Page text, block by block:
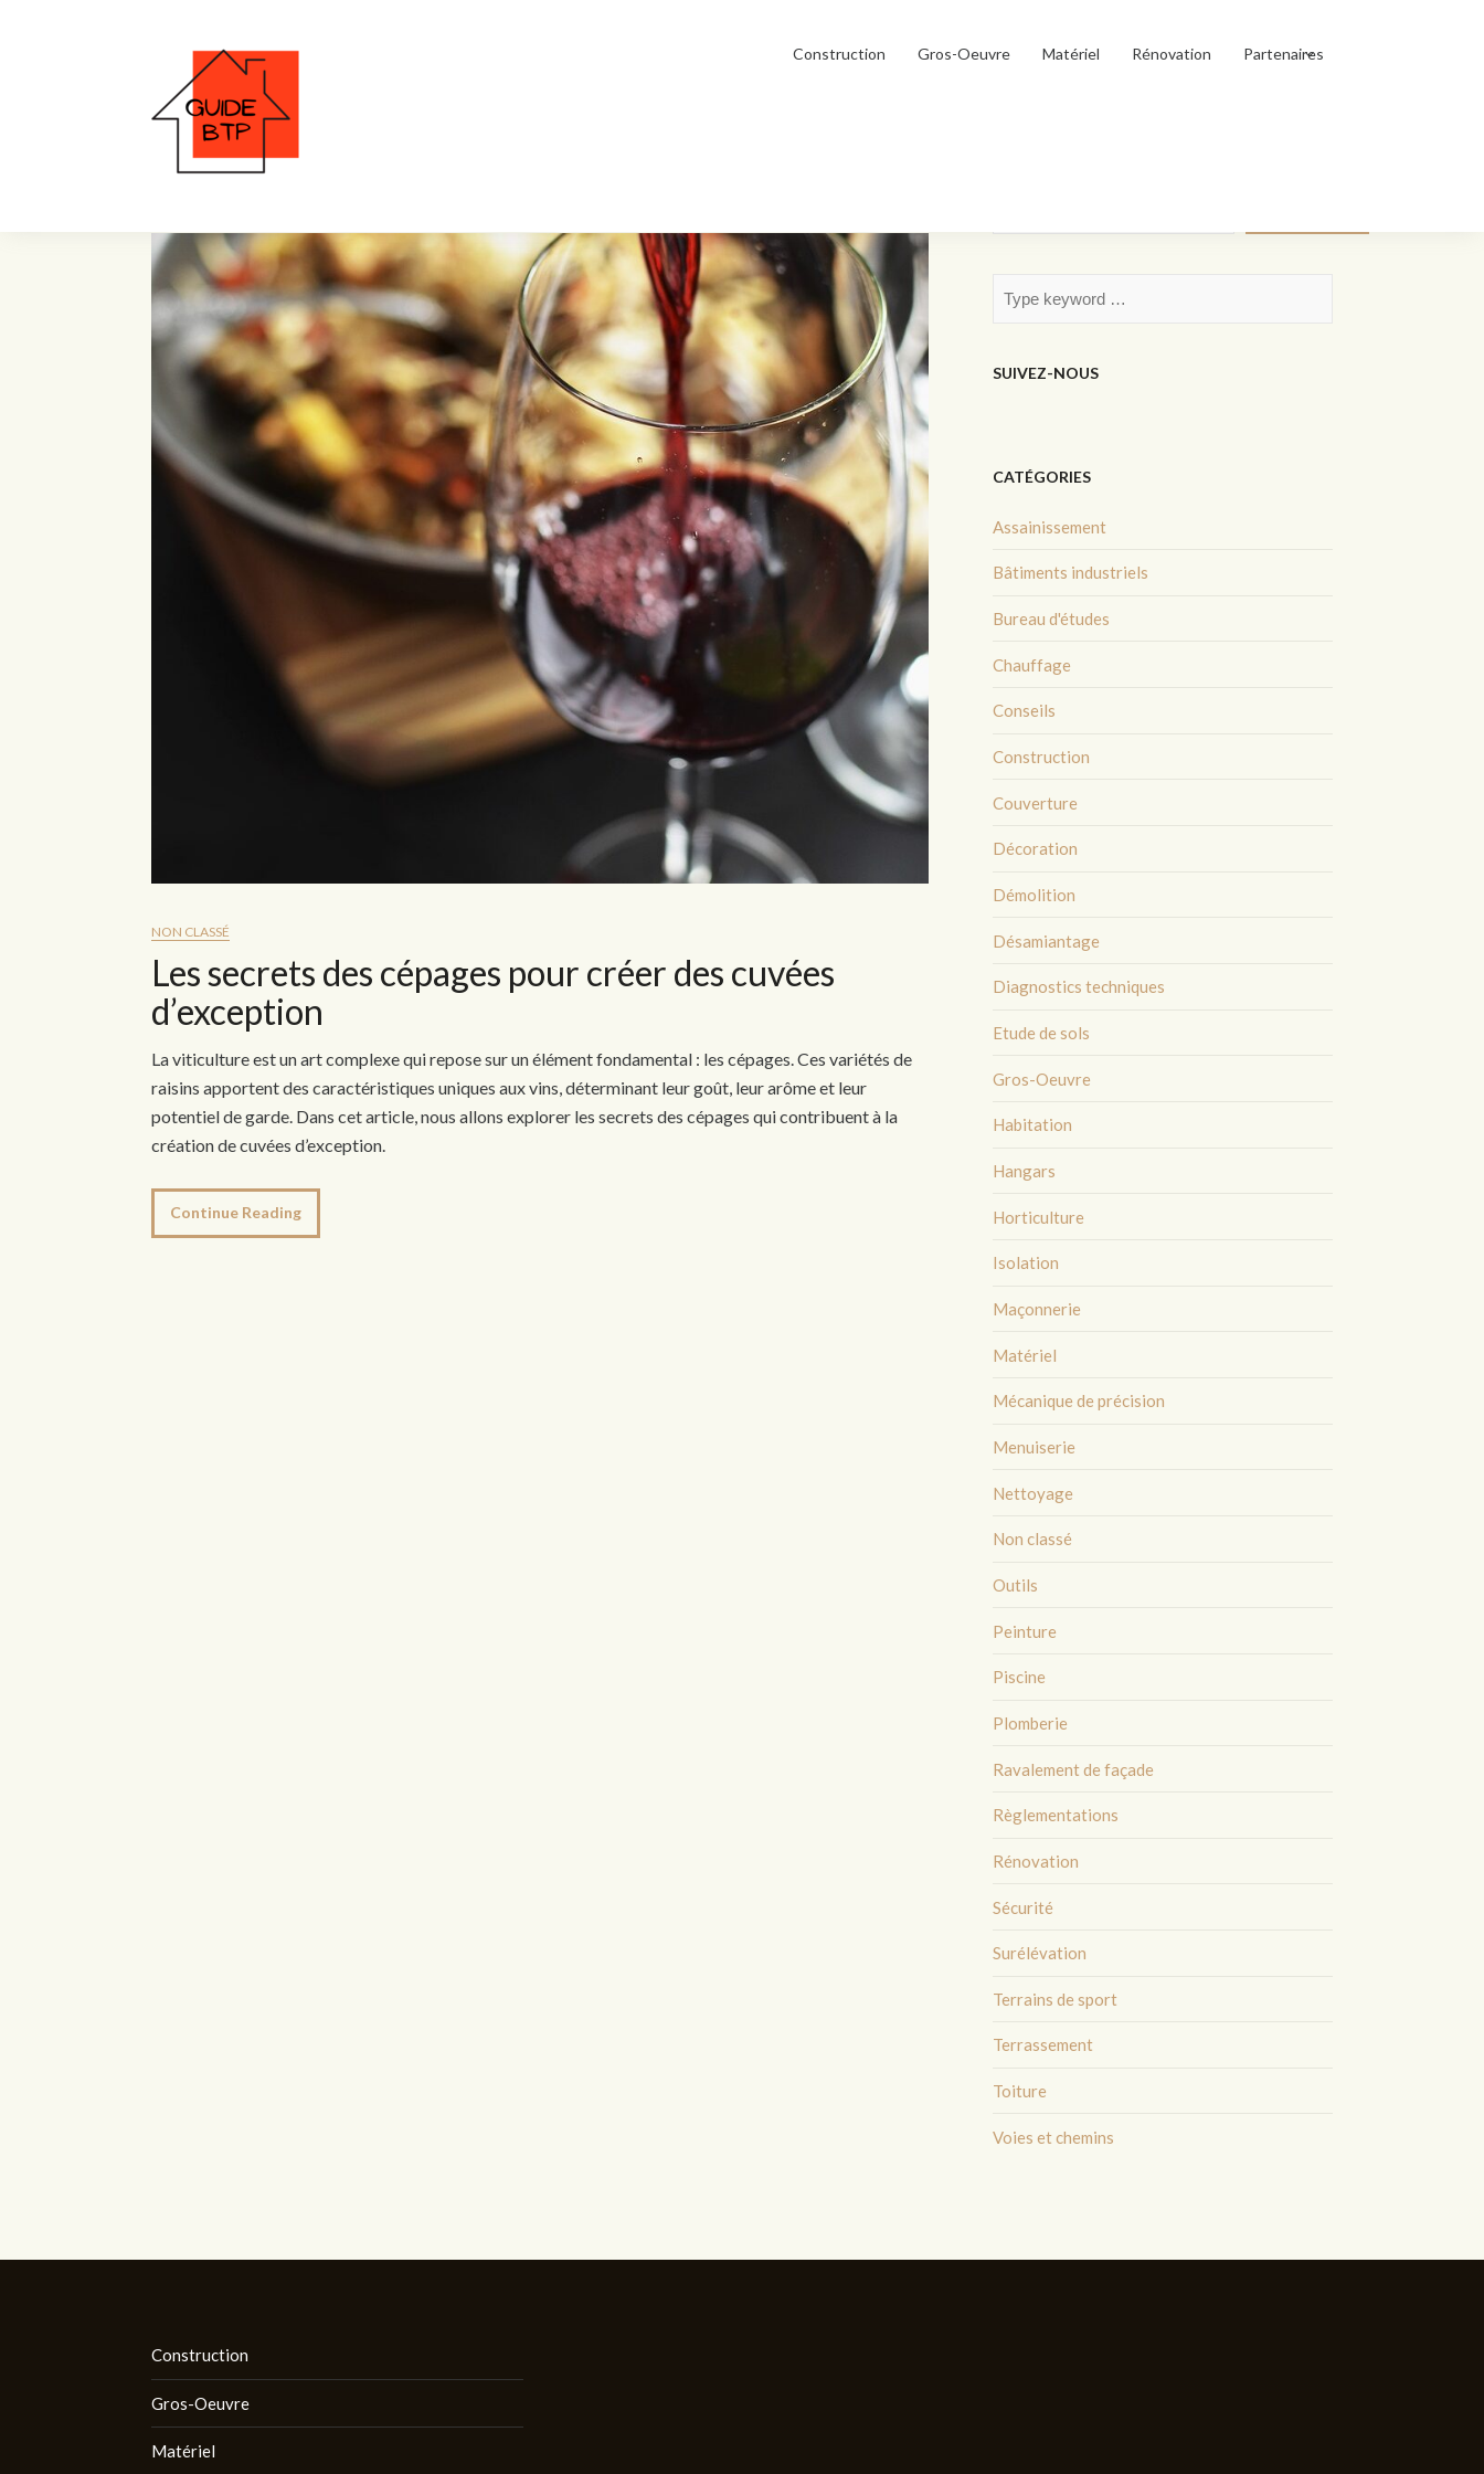
Construction Gros-Oeuvre Matériel Rénovation Partenaires
Vins de garde
NON CLASSÉ
Les secrets des cépages pour créer des cuvées
d’exception
La viticulture est un art complexe qui repose sur un élément fondamental : les cépages. Ces variétés de
raisins apportent des caractéristiques uniques aux vins, déterminant leur goût, leur arôme et leur
potentiel de garde. Dans cet article, nous allons explorer les secrets des cépages qui contribuent à la
création de cuvées d’exception.
Continue Reading
SUIVEZ-NOUS
CATÉGORIES
Assainissement
Bâtiments industriels
Bureau d'études
Chauffage
Conseils
Construction
Couverture
Décoration
Démolition
Désamiantage
Diagnostics techniques
Etude de sols
Gros-Oeuvre
Habitation
Hangars
Horticulture
Isolation
Maçonnerie
Matériel
Mécanique de précision
Menuiserie
Nettoyage
Non classé
Outils
Peinture
Piscine
Plomberie
Ravalement de façade
Règlementations
Rénovation
Sécurité
Surélévation
Terrains de sport
Terrassement
Toiture
Voies et chemins
Construction
Gros-Oeuvre
Matériel